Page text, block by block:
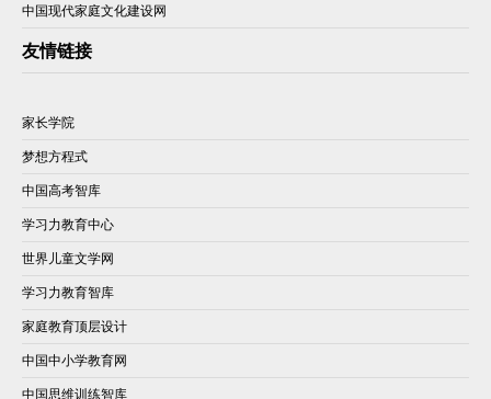
中国现代家庭文化建设网
友情链接
家长学院
梦想方程式
中国高考智库
学习力教育中心
世界儿童文学网
学习力教育智库
家庭教育顶层设计
中国中小学教育网
中国思维训练智库